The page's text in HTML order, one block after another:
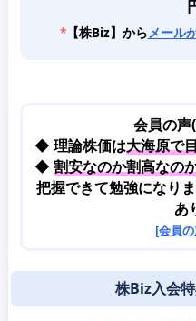
*【株Biz】から メール
会員の声
◆ 理論株価は大海原で
◆ 割安なのか割高なの
把握できて勉強になりま
あ
[会員
株Biz入会